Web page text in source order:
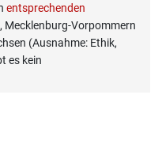
entsprechenden
Mecklenburg-Vorpommern
(Ausnahme: Ethik,
es kein